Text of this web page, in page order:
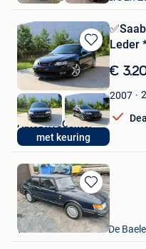
Bewaren
in
Mijn
Favorieten
met keuring
Leder
€
2007
AutoDriveCenter
Kuurne
Bewaren
in
Mijn
Favorieten
navaux
Welkenraedt+ Partie De